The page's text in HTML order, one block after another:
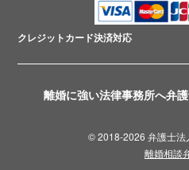
離婚に強い法律事務所へ弁
クレジットカード決済対応
© 2018-2026 弁護士法
離婚相談